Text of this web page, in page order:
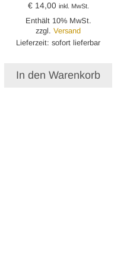
€14,00 inkl. MwSt.
Enthält 10% MwSt.
zzgl.Versand
Lieferzeit: sofort lieferbar
In den Warenkorb